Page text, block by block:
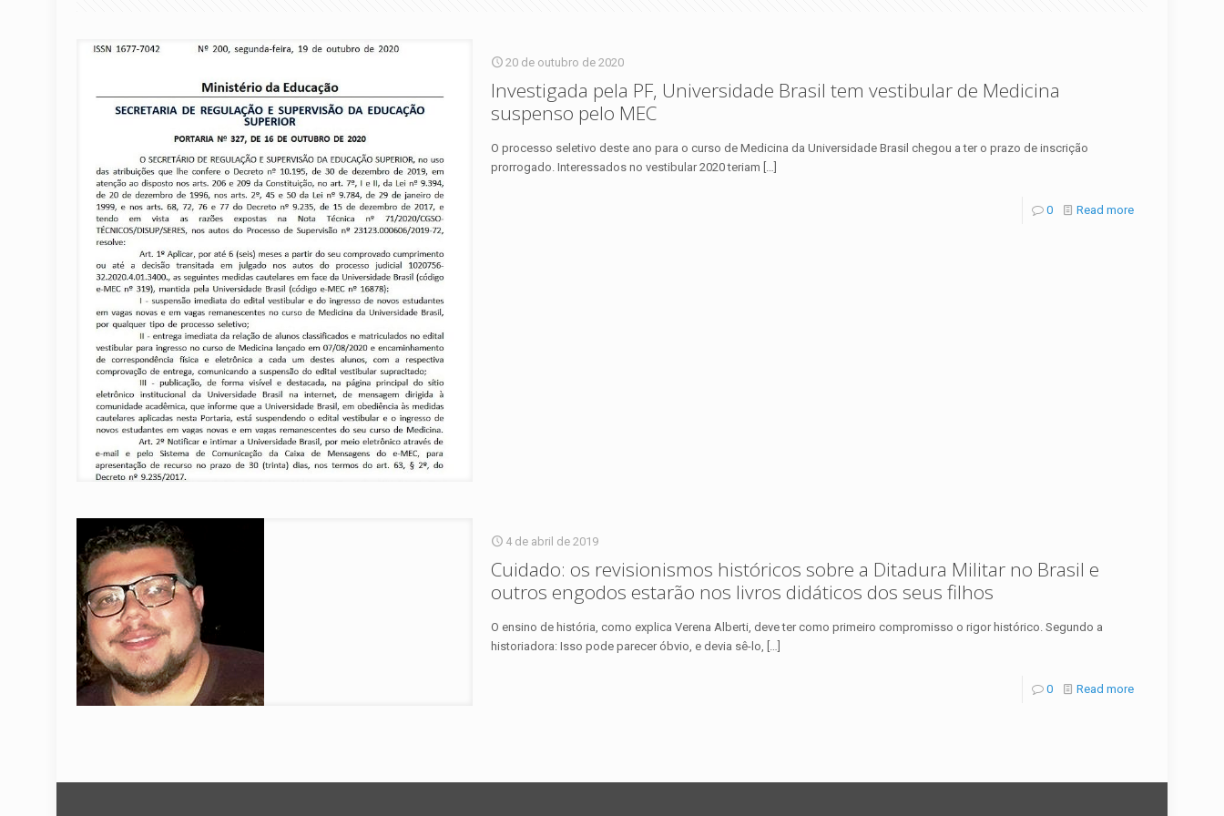
20 de outubro de 2020
Investigada pela PF, Universidade Brasil tem vestibular de Medicina
suspenso pelo MEC
O processo seletivo deste ano para o curso de Medicina da Universidade Brasil chegou a ter o prazo de inscrição
prorrogado. Interessados no vestibular 2020 teriam […]
0 Read more
4 de abril de 2019
Cuidado: os revisionismos históricos sobre a Ditadura Militar no Brasil e
outros engodos estarão nos livros didáticos dos seus filhos
O ensino de história, como explica Verena Alberti, deve ter como primeiro compromisso o rigor histórico. Segundo a
historiadora: Isso pode parecer óbvio, e devia sê-lo, […]
0 Read more